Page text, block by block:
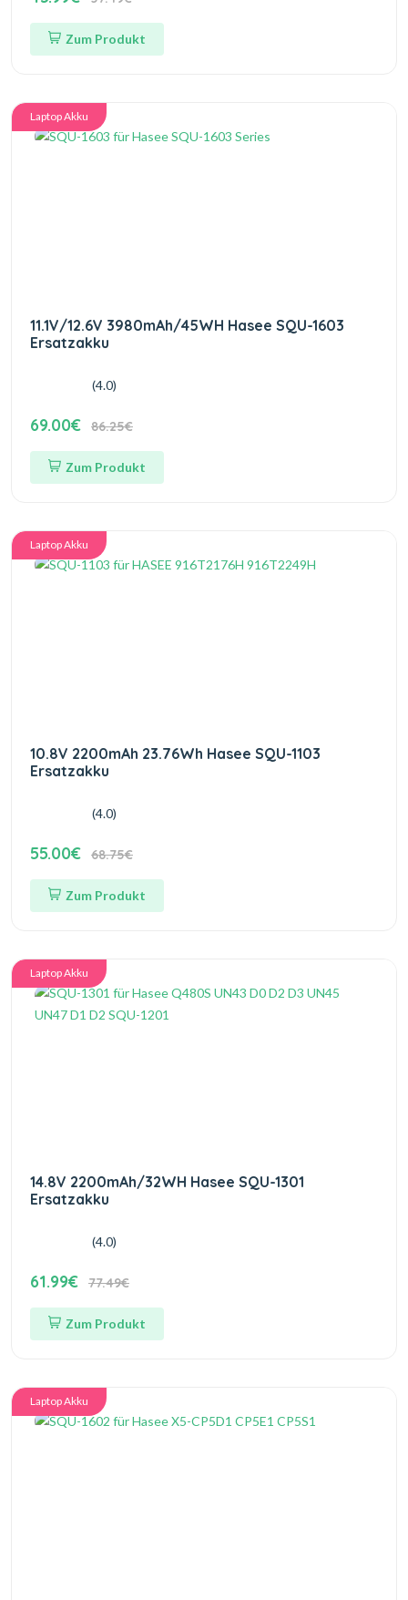
Zum Produkt
Laptop Akku
11.1V/12.6V 3980mAh/45WH Hasee SQU-1603
Ersatzakku
(4.0)
69.00€ 86.25€
Zum Produkt
Laptop Akku
10.8V 2200mAh 23.76Wh Hasee SQU-1103
Ersatzakku
(4.0)
55.00€ 68.75€
Zum Produkt
Laptop Akku
14.8V 2200mAh/32WH Hasee SQU-1301
Ersatzakku
(4.0)
61.99€ 77.49€
Zum Produkt
Laptop Akku